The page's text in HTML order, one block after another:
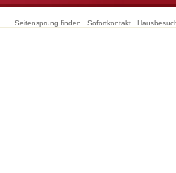
Seitensprung finden Sofortkontakt